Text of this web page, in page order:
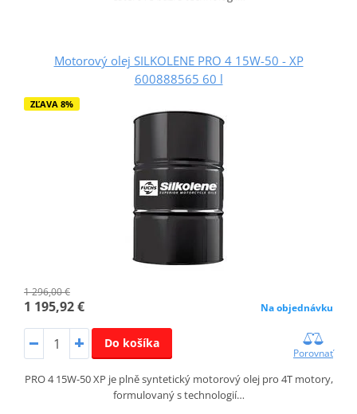
Motorový olej SILKOLENE PRO 4 15W-50 - XP
600888565 60 l
ZĽAVA 8%
1 296,00 €
1 195,92 € Na objednávku
Do košíka
Porovnať
PRO 4 15W-50 XP je plně syntetický motorový olej pro 4T motory,
formulovaný s technologií…